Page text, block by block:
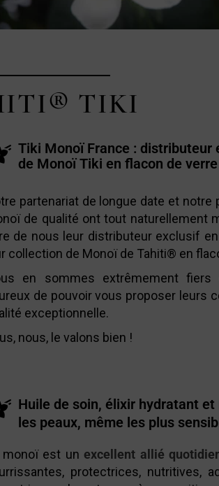
TIKI
Tiki Monoï France : distributeur
de Monoï Tiki en flacon de verre
partenariat de longue date et notre
de qualité ont tout naturellement
de nous leur distributeur exclusif
collection de Monoï de Tahiti® en
en sommes extrêmement
de pouvoir vous proposer leurs
exceptionnelle.
nous, le valons bien !
Huile de soin, élixir hydratant
les peaux, même les plus
monoï est un excellent allié
protectrices, nutritives,